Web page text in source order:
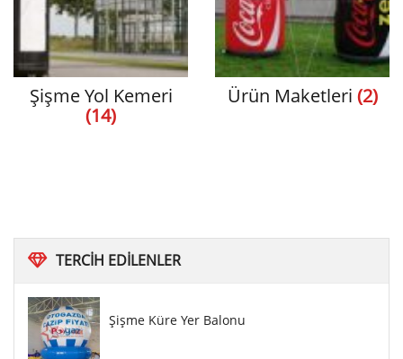
TERCIH EDILENLER
Şişme Küre Yer Balonu
Şişme Yol Kemeri
(14)
Ürün Maketleri (2)